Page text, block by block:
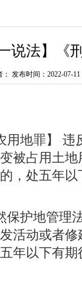
说法】《
发布时间：2022-07-11
用地罪】 违
被占用土
，处五年
保护地管理
活动或者
年以下有